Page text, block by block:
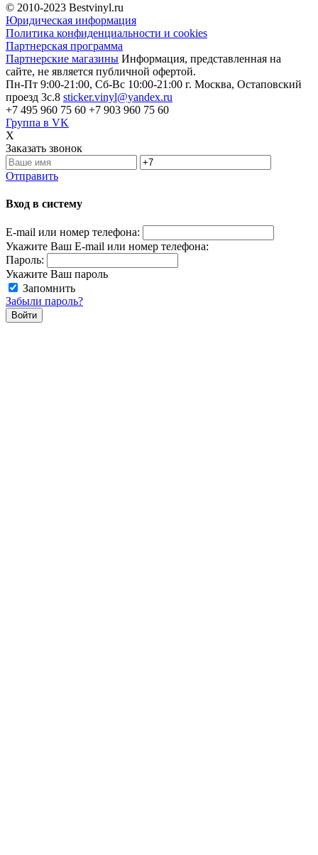
© 2010-2023 Bestvinyl.ru
Юридическая информация
Политика конфиденциальности и cookies
Партнерская программа
Партнерские магазины Информация, представленная на
сайте, не является публичной офертой.
Пн-Пт 9:00-21:00, Сб-Вс 10:00-21:00 г. Москва, Остаповский
проезд 3с.8 sticker.vinyl@yandex.ru
+7 495 960 75 60 +7 903 960 75 60
Группа в VK
X
Заказать звонок
Отправить
Вход в систему
E-mail или номер телефона:
Укажите Ваш E-mail или номер телефона:
Пароль:
Укажите Ваш пароль
Запомнить
Забыли пароль?